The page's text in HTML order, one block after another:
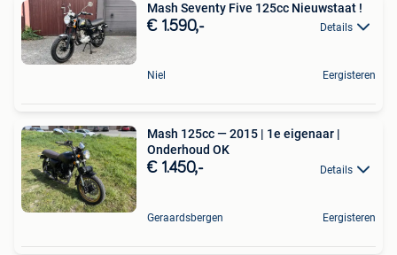
Mash Seventy Five 125cc Nieuwstaat !
€ 1.590,- Details
Niel Eergisteren
Mash 125cc — 2015 | 1e eigenaar |
Onderhoud OK
€ 1.450,- Details
Geraardsbergen Eergisteren